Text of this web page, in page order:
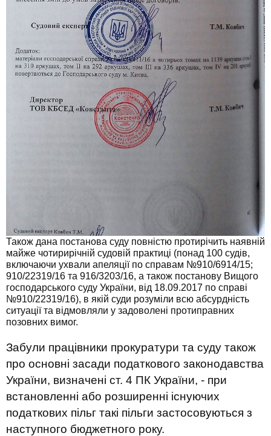
Також дана постанова суду повністю протирічить наявній
майже чотирирічній судовій практиці (понад 100 судів,
включаючи ухвали апеляції по справам №910/6914/15;
910/22319/16 та 916/3203/16, а також постанову Вищого
господарського суду України, від 18.09.2017 по справі
№910/22319/16), в якій суди розуміли всю абсурдність
ситуації та відмовляли у задоволені протиправних
позовних вимог.
Забули працівники прокуратури та суду також
про основні засади податкового законодавства
України, визначені ст. 4 ПК України, - при
встановленні або розширенні існуючих
податкових пільг такі пільги застосовуються з
наступного бюджетного року.